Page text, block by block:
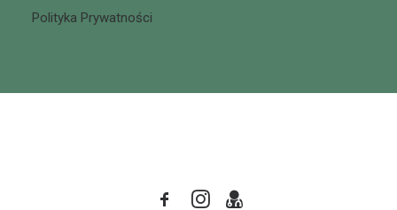
Polityka Prywatności